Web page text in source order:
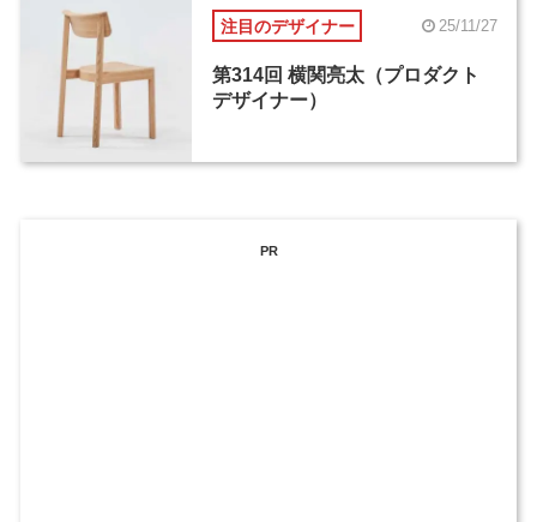
注目のデザイナー 25/11/27
第314回 横関亮太（プロダクト
デザイナー）
PR